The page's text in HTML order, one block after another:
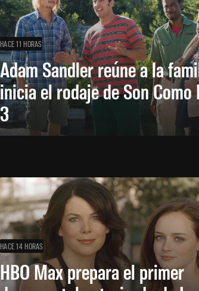
HACE 11 HORAS
Adam Sandler reúne a la
inicia el rodaje de Son Como
3
HACE 14 HORAS
HBO Max prepara el primer